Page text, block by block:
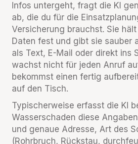
Infos untergeht, fragt die KI
ab, die du für die
Versicherung brauchst. Sie
Daten fest und gibt sie sauber
als Text, E-Mail oder direkt ins
wachst nicht für jeden Anruf
bekommst einen fertig
auf den Tisch.
Typischerweise erfasst die KI
Wasserschaden diese
und genaue Adresse, Art des
(Rohrbruch, Rückstau,